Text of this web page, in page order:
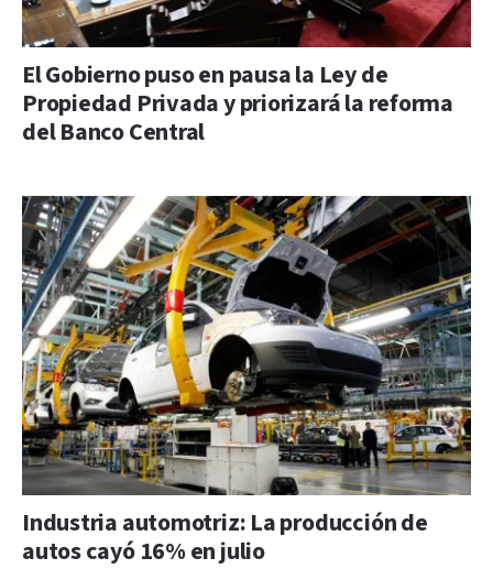
El Gobierno puso en pausa la Ley de
Propiedad Privada y priorizará la reforma
del Banco Central
Industria automotriz: La producción de
autos cayó 16% en julio